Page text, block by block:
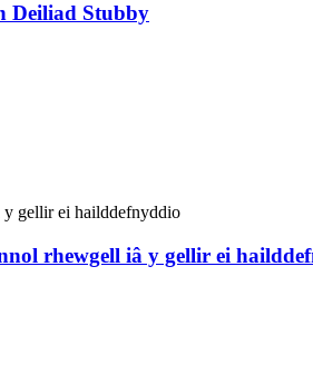
Deiliad Stubby
rhewgell iâ y gellir ei